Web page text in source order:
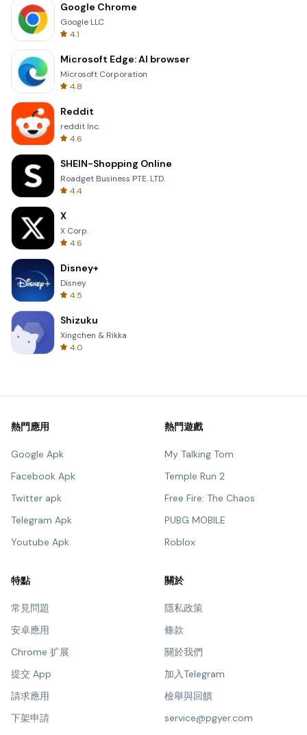
Google Chrome
Google LLC
4.1
Microsoft Edge: AI browser
Microsoft Corporation
4.8
Reddit
reddit Inc.
4.6
SHEIN-Shopping Online
Roadget Business PTE. LTD.
4.4
X
X Corp.
4.6
Disney+
Disney
4.5
Shizuku
Xingchen & Rikka
4.0
熱門應用
Google Apk
Facebook Apk
Twitter apk
Telegram Apk
Youtube Apk
熱門遊戲
My Talking Tom
Temple Run 2
Free Fire: The Chaos
PUBG MOBILE
Roblox
特點
常見問題
安卓應用
Chrome 扩展
提交 App
請求應用
下架申請
關於
隱私政策
條款
關於我們
加入Telegram
檢舉與回饋
service@pgyer.com